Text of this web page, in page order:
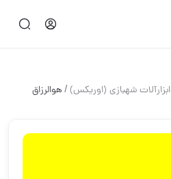
ابزارآلات شهبازی (اوریکس)/هوالرزاق